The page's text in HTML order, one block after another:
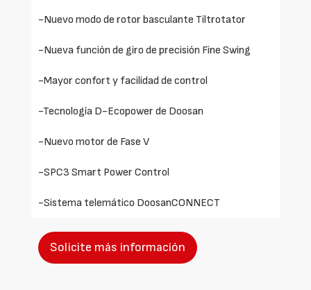
-Nuevo modo de rotor basculante Tiltrotator
-Nueva función de giro de precisión Fine Swing
-Mayor confort y facilidad de control
-Tecnología D-Ecopower de Doosan
-Nuevo motor de Fase V
-SPC3 Smart Power Control
-Sistema telemático DoosanCONNECT
Solicite más información